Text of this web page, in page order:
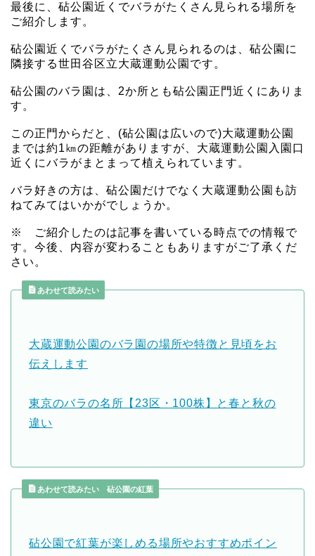
最後に、砧公園近くでバラがたくさん見られる場所を
ご紹介します。
砧公園近くでバラがたくさん見られるのは、砧公園に
隣接する世田谷区立大蔵運動公園です。
砧公園のバラ園は、2か所とも砧公園正門近くにありま
す。
この正門からだと、(砧公園は広いので)大蔵運動公園
までは約1㎞の距離がありますが、大蔵運動公園入園口
近くにバラがまとまって植えられています。
バラ好きの方は、砧公園だけでなく大蔵運動公園も訪
ねてみてはいかがでしょうか。
※ ご紹介したのは記事を書いている時点での情報で
す。今後、内容が変わることもありますがご了承くだ
さい。
あわせて読みたい
大蔵運動公園のバラ園の場所や特徴と見頃をお
伝えします
東京のバラの名所【23区・100株】と春と秋の
違い
あわせて読みたい 砧公園の紅葉
砧公園で紅葉が楽しめる場所やおすすめポイン